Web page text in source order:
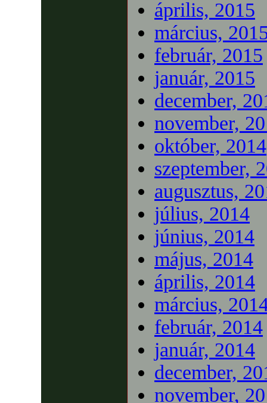
április, 2015
március,
február, 2015
január, 2015
december,
november,
október, 2014
szeptember,
augusztus,
július, 2014
június, 2014
május, 2014
április, 2014
március,
február, 2014
január, 2014
december,
november,